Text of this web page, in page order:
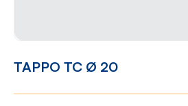
TAPPO TC Ø 20